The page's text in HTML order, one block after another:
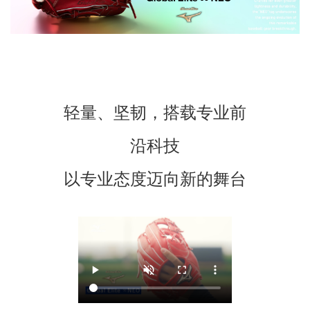
轻量、坚韧，搭载专业前
沿科技
以专业态度迈向新的舞台